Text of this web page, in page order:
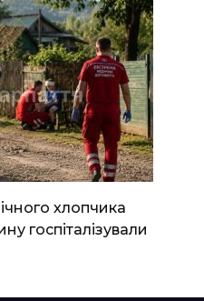
хлопчика
госпіталізували